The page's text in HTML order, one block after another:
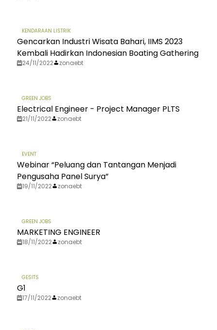
KENDARAAN LISTRIK
Gencarkan Industri Wisata Bahari, IIMS 2023
Kembali Hadirkan Indonesian Boating Gathering
24/11/2022 zonaebt
GREEN JOBS
Electrical Engineer - Project Manager PLTS
21/11/2022 zonaebt
EVENT
Webinar “Peluang dan Tantangan Menjadi
Pengusaha Panel Surya”
19/11/2022 zonaebt
GREEN JOBS
MARKETING ENGINEER
18/11/2022 zonaebt
GESITS
G1
17/11/2022 zonaebt